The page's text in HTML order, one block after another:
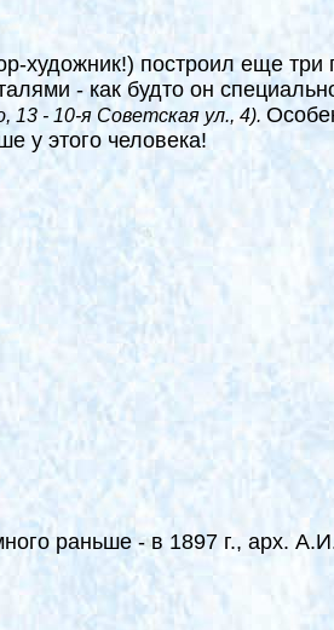
художник!) построил еще
- как будто он
13 - 10-я Советская ул., 4).
у этого человека!
раньше - в 1897 г., арх.